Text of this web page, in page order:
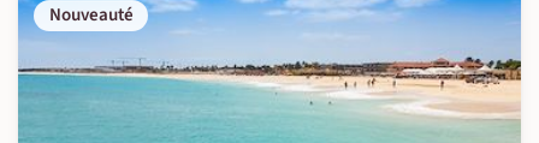
Nouveauté